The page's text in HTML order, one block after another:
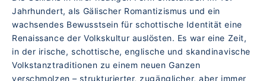
Jahrhundert, als Gälischer Romantizismus und ein
wachsendes Bewusstsein für schottische Identität eine
Renaissance der Volkskultur auslösten. Es war eine Zeit,
in der irische, schottische, englische und skandinavische
Volkstanztraditionen zu einem neuen Ganzen
verschmolzen – strukturierter, zugänglicher, aber immer